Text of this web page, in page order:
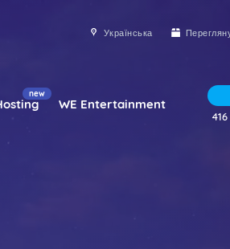
Українська
new
WE Entertainment